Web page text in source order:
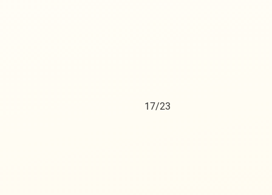
17/23